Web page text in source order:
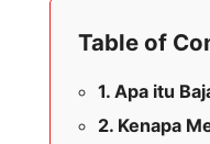
Table of
Apa itu
Kenapa